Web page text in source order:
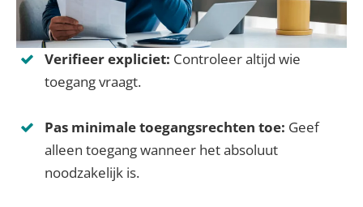
Verifieer expliciet: Controleer altijd wie
toegang vraagt.
Pas minimale toegangsrechten toe: Geef
alleen toegang wanneer het absoluut
noodzakelijk is.